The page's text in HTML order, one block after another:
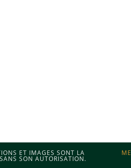
ET IMAGES SONT LA
SON AUTORISATION.